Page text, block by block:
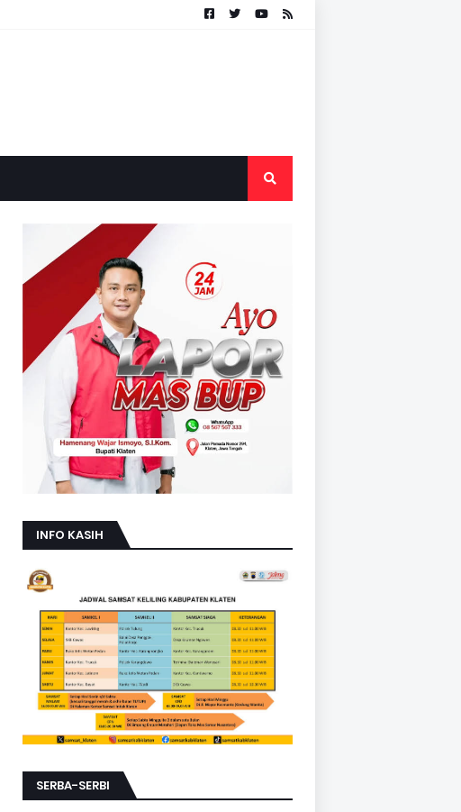
INFO KASIH
SERBA-SERBI